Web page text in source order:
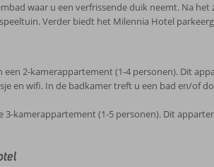
waar u een verfrissende duik neemt. Na
Verder biedt het Milennia Hotel
een 2-kamerappartement (1-4 personen). Dit
en wifi. In de badkamer treft u een bad en/of
3-kamerappartement (1-5 personen). Dit